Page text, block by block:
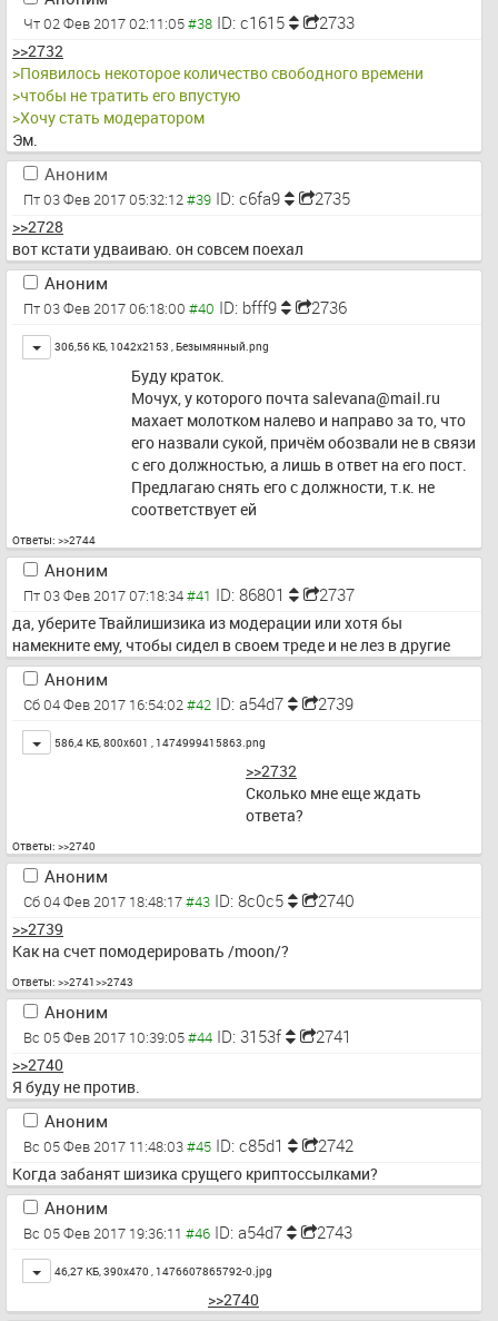
Чт 02 Фев 2017 02:11:05 ID: c1615 2733
>>2732
>Появилось некоторое количество свободного времени
>чтобы не тратить его впустую
>Хочу стать модератором
Эм.
Аноним
Пт 03 Фев 2017 05:32:12 ID: c6fa9 2735
>>2728
вот кстати удваиваю. он совсем поехал
Аноним
Пт 03 Фев 2017 06:18:00 ID: bfff9 2736
Toggle
306,56 КБ, 1042x2153 ,Безымянный.png
Буду краток.
Мочух, у которого почта salevana@mail.ru
махает молотком налево и направо за то, что
его назвали сукой, причём обозвали не в связи
с его должностью, а лишь в ответ на его пост.
Предлагаю снять его с должности, т.к. не
соответствует ей
Ответы: >>2744
Аноним
Пт 03 Фев 2017 07:18:34 ID: 86801 2737
да, уберите Твайлишизика из модерации или хотя бы
намекните ему, чтобы сидел в своем треде и не лез в другие
Аноним
Сб 04 Фев 2017 16:54:02 ID: a54d7 2739
Toggle
586,4 КБ, 800x601 , 1474999415863.png
>>2732
Сколько мне еще ждать
ответа?
Ответы: >>2740
Аноним
Сб 04 Фев 2017 18:48:17 ID: 8c0c5 2740
>>2739
Как на счет помодерировать /moon/?
Ответы: >>2741>>2743
Аноним
Вс 05 Фев 2017 10:39:05 ID: 3153f 2741
>>2740
Я буду не против.
Аноним
Вс 05 Фев 2017 11:48:03 ID: c85d1 2742
Когда забанят шизика срущего криптоссылками?
Аноним
Вс 05 Фев 2017 19:36:11 ID: a54d7 2743
Toggle
46,27 КБ, 390x470 , 1476607865792-0.jpg
>>2740